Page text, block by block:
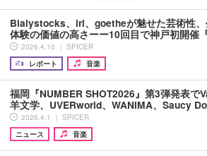
Bialystocks、iri、goetheが魅せた芸術性
体験の価値の高さーー10回目で神戸初開催
2026.4.10 ｜ SPICER
レポート
音楽
福岡『NUMBER SHOT2026』第3弾発表で
羊文学、UVERworld、WANIMA、Saucy
2026.4.1 ｜ SPICER
ニュース
音楽